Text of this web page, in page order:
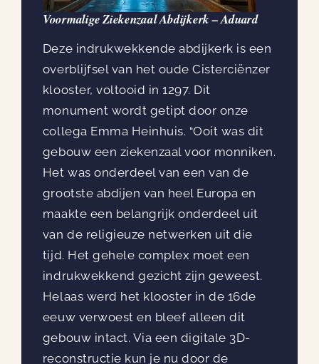
Voormalige Ziekenzaal Abdijkerk – Aduard
Deze indrukwekkende abdijkerk is een
overblijfsel van het oude Cisterciënzer
klooster, voltooid in 1297. Dit
monument wordt getipt door onze
collega Emma Heinhuis. “Ooit was dit
gebouw een ziekenzaal voor monniken.
Het was onderdeel van een van de
grootste abdijen van heel Europa en
maakte een belangrijk onderdeel uit
van de religieuze netwerken uit die
tijd. Het gehele complex moet een
indrukwekkend gezicht zijn geweest.
Helaas werd het klooster in de 16de
eeuw verwoest en bleef alleen dit
gebouw intact. Via een digitale 3D-
reconstructie kun je nu door de